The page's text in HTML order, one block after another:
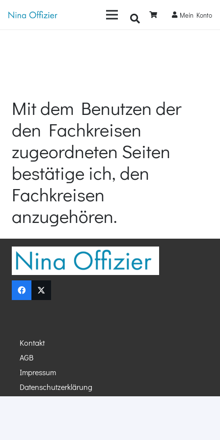
Mein Konto
Mit dem Benutzen der
den Fachkreisen
zugeordneten Seiten
bestätige ich, den
Fachkreisen
anzugehören.
Kontakt
AGB
Impressum
Datenschutzerklärung